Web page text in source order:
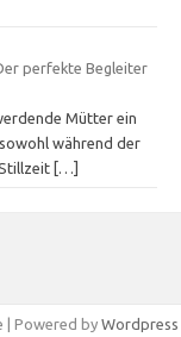
perfekte Begleiter
Mütter ein
während der
[…]
| Powered by Wordpress